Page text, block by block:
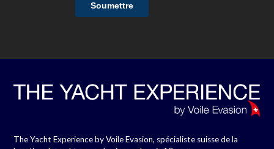
The Yacht Experience by Voile Evasion, spécialiste suisse de la